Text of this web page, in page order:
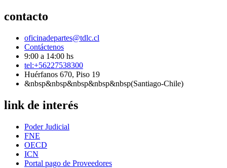
contacto
oficinadepartes@tdlc.cl
Contáctenos
9:00 a 14:00 hs
tel:+56227538300
Huérfanos 670, Piso 19
&nbsp&nbsp&nbsp&nbsp&nbsp(Santiago-Chile)
link de interés
Poder Judicial
FNE
OECD
ICN
Portal pago de Proveedores